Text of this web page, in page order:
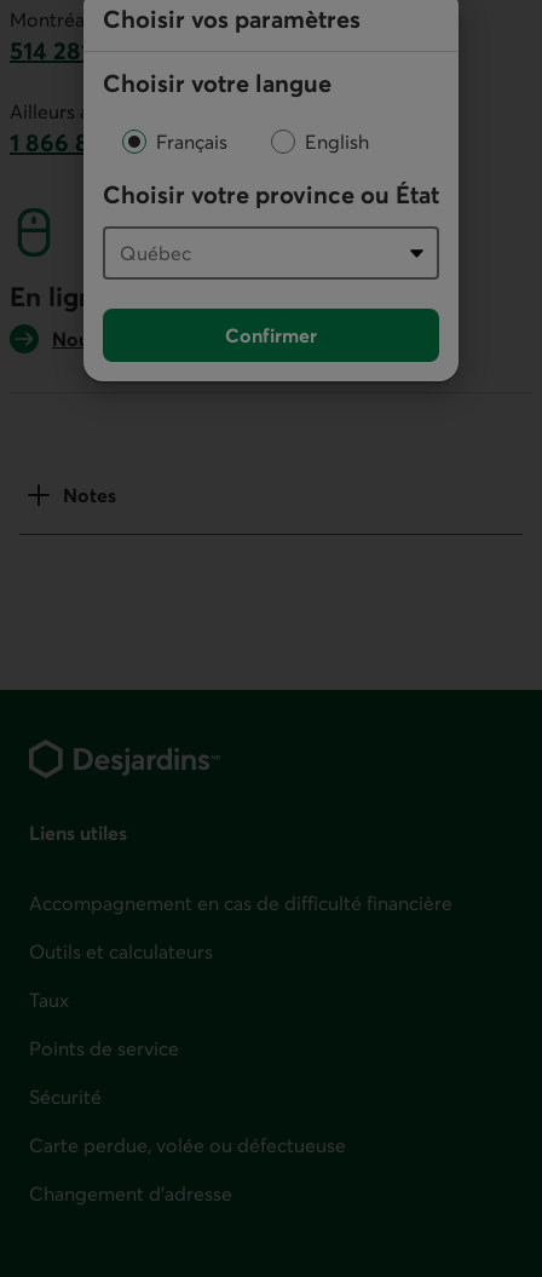
Choisir vos paramètres
Choisir votre langue
Français English
Choisir votre province ou État
Confirmer
Montréal et environs :
514 281-2336
Ce lien lancera votre logiciel de téléphonie
Ailleurs au Canada :
1 866 866-7000
numéro sans frais. Ce lien lancera votre
En ligne
Nous écrire
Notes
Liens utiles
Accompagnement en cas de difficulté financière
Outils et calculateurs
Taux
Points de service
Sécurité
Carte perdue, volée ou défectueuse
Changement d'adresse